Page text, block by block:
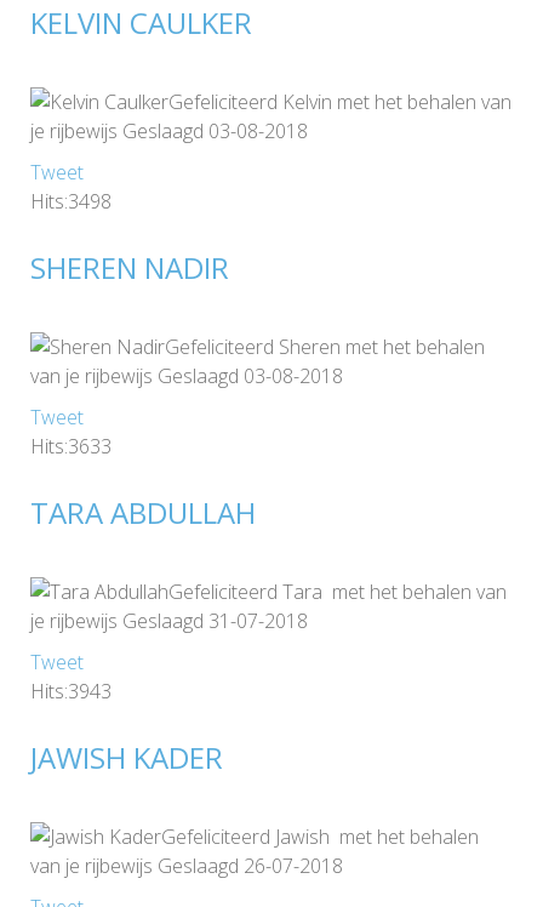
KELVIN CAULKER
Gefeliciteerd Kelvin met het behalen van
je rijbewijs Geslaagd 03-08-2018
Tweet
Hits:3498
SHEREN NADIR
Gefeliciteerd Sheren met het behalen
van je rijbewijs Geslaagd 03-08-2018
Tweet
Hits:3633
TARA ABDULLAH
Gefeliciteerd Tara met het behalen van
je rijbewijs Geslaagd 31-07-2018
Tweet
Hits:3943
JAWISH KADER
Gefeliciteerd Jawish met het behalen
van je rijbewijs Geslaagd 26-07-2018